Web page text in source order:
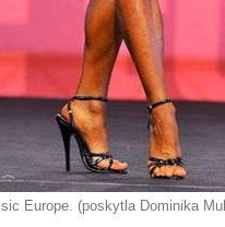
Europe. (poskytla Dominika